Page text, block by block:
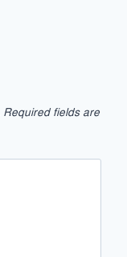
Required fields are